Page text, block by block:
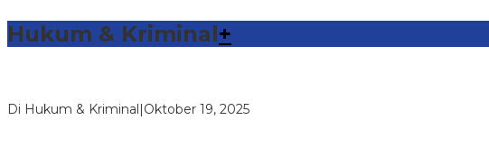
Hukum & Kriminal+
Di Hukum & Kriminal|Oktober 19, 2025